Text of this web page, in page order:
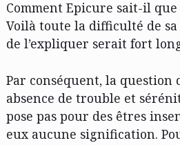
Comment Epicure sait-il
Voilà toute la difficulté de
de l’expliquer serait fort
Par conséquent, la question
absence de trouble et
pose pas pour des êtres
eux aucune signification.